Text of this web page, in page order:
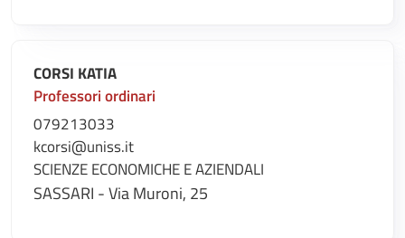
CORSI KATIA
Professori ordinari
079213033
kcorsi@uniss.it
SCIENZE ECONOMICHE E AZIENDALI
SASSARI - Via Muroni, 25